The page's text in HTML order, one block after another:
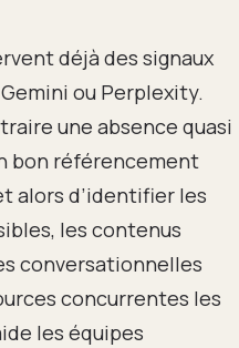
déjà des signaux
ou Perplexity.
une absence quasi
bon référencement
alors d’identifier les
les contenus
conversationnelles
concurrentes les
les équipes